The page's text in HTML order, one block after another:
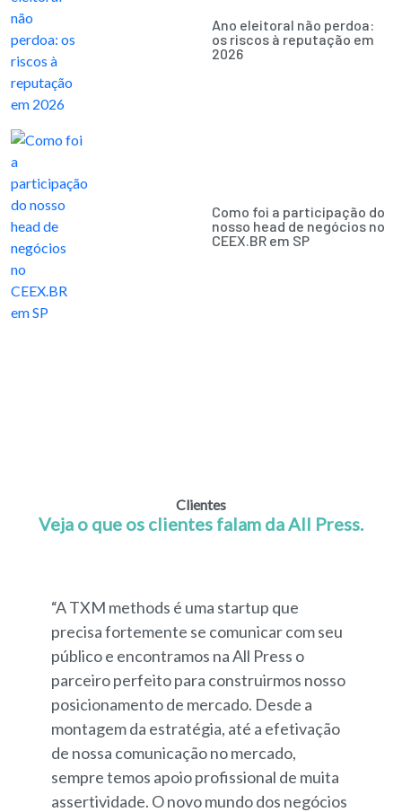
Ano eleitoral não perdoa:
os riscos à reputação em
2026
Como foi a participação do
nosso head de negócios no
CEEX.BR em SP
Clientes
Veja o que os clientes falam da All Press.
“A TXM methods é uma startup que
precisa fortemente se comunicar com seu
público e encontramos na All Press o
parceiro perfeito para construirmos nosso
posicionamento de mercado. Desde a
montagem da estratégia, até a efetivação
de nossa comunicação no mercado,
sempre temos apoio profissional de muita
assertividade. O novo mundo dos negócios